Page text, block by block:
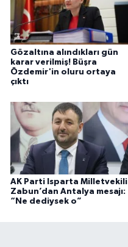
Gözaltına alındıkları gün
karar verilmiş! Büşra
Özdemir'in oluru ortaya
çıktı
AK Parti Isparta Milletvekili
Zabun’dan Antalya mesajı:
“Ne dediysek o”